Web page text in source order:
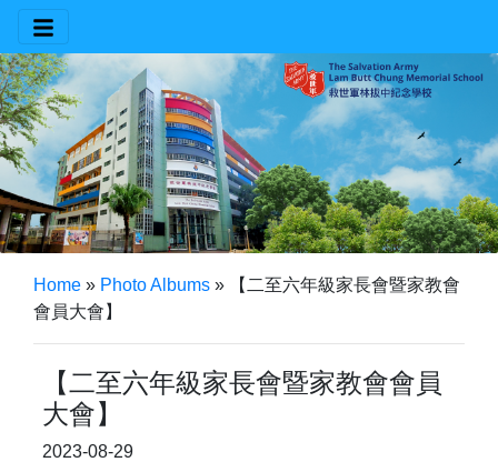
Home » Photo Albums »
【二至六年級家長會暨家教會
會員大會】
【二至六年級家長會暨家教會會員
大會】
2023-08-29